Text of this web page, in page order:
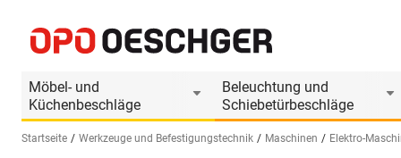
Möbel- und
Küchenbeschläge
Beleuchtung und
Schiebetürbeschläge
Startseite Werkzeuge und Befestigungstechnik Maschinen Elektro-